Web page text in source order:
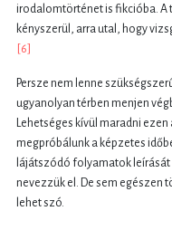
irodalomtörténet is fikcióba. A
kényszerül, arra utal, hogy
[6]
Persze nem lenne
ugyanolyan térben menjen
Lehetséges kívül maradni
megpróbálunk a képzetes
lájátszódó folyamatok
nevezzük el. De sem egészen
lehet szó.